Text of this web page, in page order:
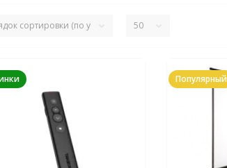
Популярный